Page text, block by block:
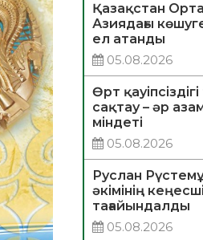
Қазақстан
Азиядағы
ел атанды
05.08.2026
Өрт
сақтау – әр
міндеті
05.08.2026
Руслан
әкімінің
тағайындалды
05.08.2026